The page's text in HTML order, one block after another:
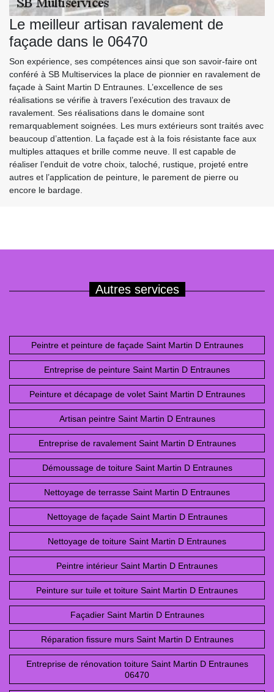
Le meilleur artisan ravalement de
façade dans le 06470
Son expérience, ses compétences ainsi que son savoir-faire ont
conféré à SB Multiservices la place de pionnier en ravalement de
façade à Saint Martin D Entraunes. L’excellence de ses
réalisations se vérifie à travers l’exécution des travaux de
ravalement. Ses réalisations dans le domaine sont
remarquablement soignées. Les murs extérieurs sont traités avec
beaucoup d’attention. La façade est à la fois résistante face aux
multiples attaques et brille comme neuve. Il est capable de
réaliser l’enduit de votre choix, taloché, rustique, projeté entre
autres et l’application de peinture, le parement de pierre ou
encore le bardage.
Autres services
Peintre et peinture de façade Saint Martin D Entraunes
Entreprise de peinture Saint Martin D Entraunes
Peinture et décapage de volet Saint Martin D Entraunes
Artisan peintre Saint Martin D Entraunes
Entreprise de ravalement Saint Martin D Entraunes
Démoussage de toiture Saint Martin D Entraunes
Nettoyage de terrasse Saint Martin D Entraunes
Nettoyage de façade Saint Martin D Entraunes
Nettoyage de toiture Saint Martin D Entraunes
Peintre intérieur Saint Martin D Entraunes
Peinture sur tuile et toiture Saint Martin D Entraunes
Façadier Saint Martin D Entraunes
Réparation fissure murs Saint Martin D Entraunes
Entreprise de rénovation toiture Saint Martin D Entraunes
06470